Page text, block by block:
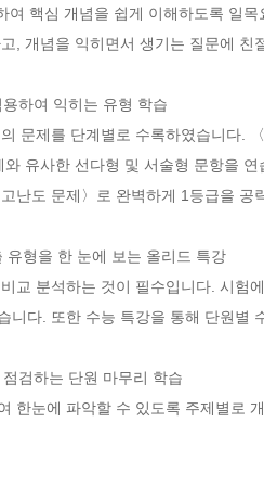
여 핵심 개념을 쉽게 이해하도록 일
, 개념을 익히면서 생기는 질문에 친
하여 익히는 유형 학습
문제를 단계별로 수록하였습니다.
유사한 선다형 및 서술형 문항을
난도 문제〉로 완벽하게 1등급을
유형을 한 눈에 보는 올리드 특강
교 분석하는 것이 필수입니다. 시험
니다. 또한 수능 특강을 통해 단원별
검하는 단원 마무리 학습
한눈에 파악할 수 있도록 주제별로